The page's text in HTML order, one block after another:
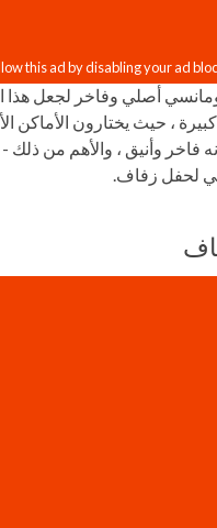
أصلي وفاخر لجعل هذا
، حيث يختارون الأماكن
فاخر وأنيق ، والأهم من
لحفل زفاف.